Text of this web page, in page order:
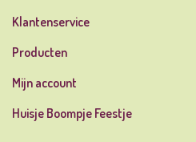
Klantenservice
Producten
Mijn account
Huisje Boompje Feestje